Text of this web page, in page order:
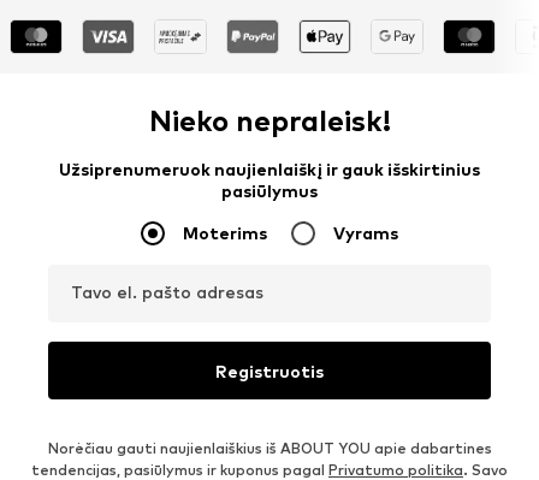
Nieko nepraleisk!
Užsiprenumeruok naujienlaiškį ir gauk išskirtinius
pasiūlymus
Moterims Vyrams
Tavo el. pašto adresas
Registruotis
Norėčiau gauti naujienlaiškius iš ABOUT YOU apie dabartines
tendencijas, pasiūlymus ir kuponus pagal Privatumo politika. Savo